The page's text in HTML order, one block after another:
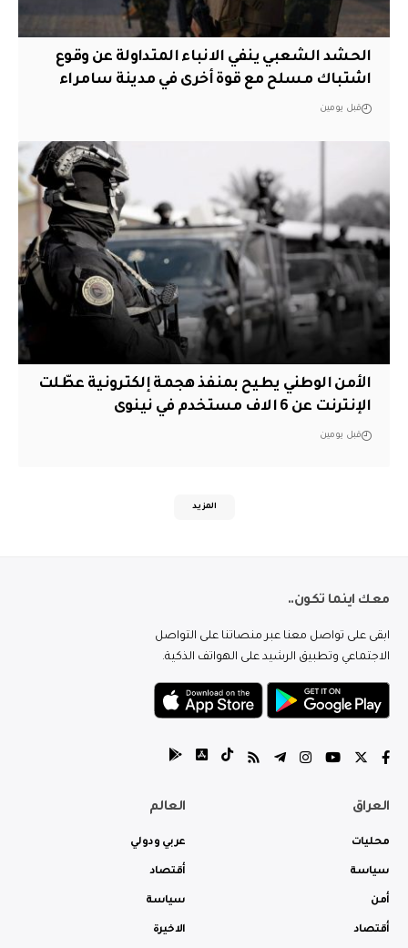
الحشد الشعبي ينفي الانباء المتداولة عن وقوع
اشتباك مسلح مع قوة أخرى في مدينة سامراء
قبل يومين
الأمن الوطني يطيح بمنفذ هجمة إلكترونية عطّلت
الإنترنت عن 6 الاف مستخدم في نينوى
قبل يومين
المزيد
معك اينما تكون..
ابقى على تواصل معنا عبر منصاتنا على التواصل
الاجتماعي وتطبيق الرشيد على الهواتف الذكية.
العراق
محليات
سياسة
أمن
أقتصاد
العالم
عربي ودولي
أقتصاد
سياسة
الاخيرة